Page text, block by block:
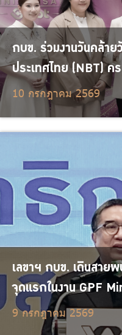
กบข. ร่วมงานวันคล้าย
ประเทศไทย (NBT) ค
10 กรกฎาคม 2569
เลขาฯ กบข. เดินสาย
จุดแรกในงาน GPF
9 กรกฎาคม 2569